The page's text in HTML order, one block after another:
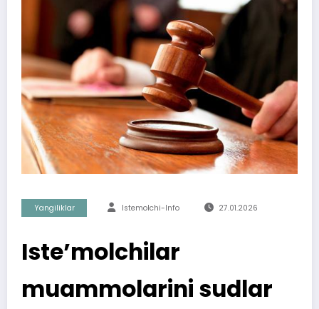
Yangiliklar Istemolchi-Info 27.01.2026
Iste’molchilar
muammolarini sudlar